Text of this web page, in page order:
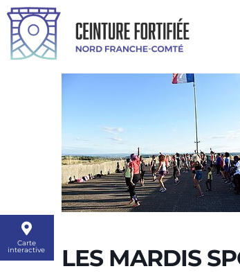
Carte
interactive LES MARDIS